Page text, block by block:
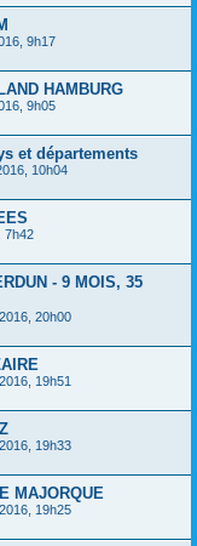
9h17
HAMBURG
9h05
et départements
10h04
7h42
- 9 MOIS, 35
20h00
19h51
19h33
MAJORQUE
19h25